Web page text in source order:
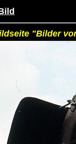
"Bilder